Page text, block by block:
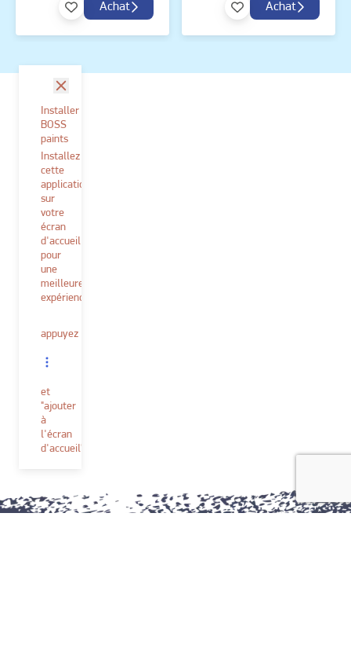
Achat Achat
Installer
BOSS
paints
Installez
cette
application
sur
votre
écran
d'accueil
pour
une
meilleure
expérience.
appuyez
et
"ajouter
à
l'écran
d'accueil"
fermer